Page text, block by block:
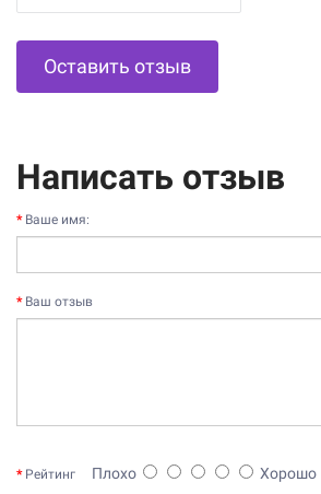
Оставить отзыв
Написать отзыв
Ваше имя:
Ваш отзыв
Рейтинг Плохо Хорошо